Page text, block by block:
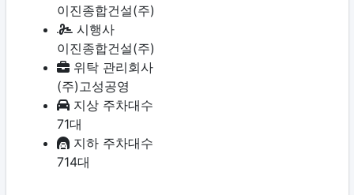
이진종합건설(주)
시행사
이진종합건설(주)
위탁 관리회사
(주)고성공영
지상 주차대수
71대
지하 주차대수
714대